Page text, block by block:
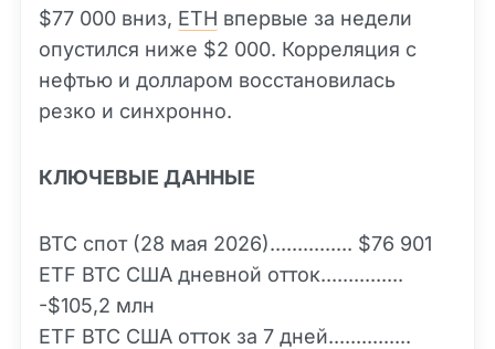
$77 000 вниз, ETH впервые за недели
опустился ниже $2 000. Корреляция с
нефтью и долларом восстановилась
резко и синхронно.
КЛЮЧЕВЫЕ ДАННЫЕ
BTC спот (28 мая 2026)............... $76 901
ETF BTC США дневной отток...............
-$105,2 млн
ETF BTC США отток за 7 дней...............